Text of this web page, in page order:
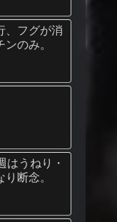
、フグが消
のみ。
はうねり・
断念。